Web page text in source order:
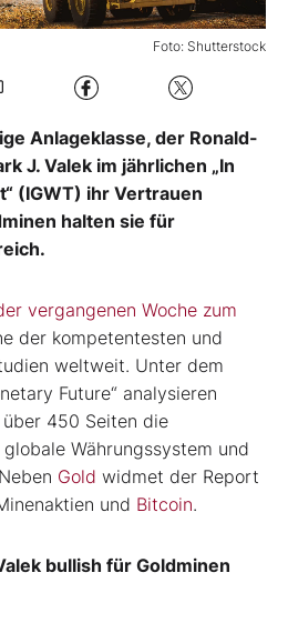
Foto: Shutterstock
Anlageklasse, der Ronald-
J. Valek im jährlichen „In
(IGWT) ihr Vertrauen
halten sie für
vergangenen Woche zum
der kompetentesten und
weltweit. Unter dem
Future“ analysieren
450 Seiten die
Währungssystem und
Gold widmet der Report
und Bitcoin.
bullish für Goldminen